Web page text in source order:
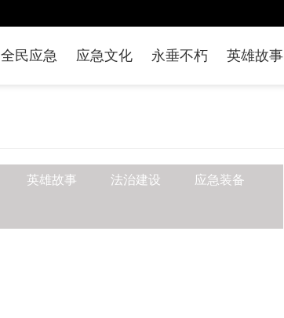
全民应急 应急文化 永垂不朽 英雄故事
英雄故事 法治建设 应急装备